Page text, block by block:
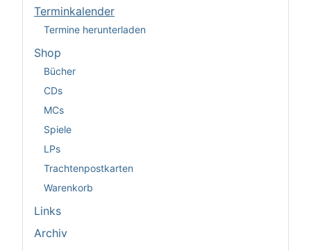
Terminkalender
Termine herunterladen
Shop
Bücher
CDs
MCs
Spiele
LPs
Trachtenpostkarten
Warenkorb
Links
Archiv